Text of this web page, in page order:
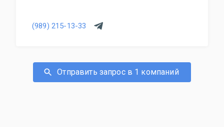
(989) 215-13-33
Отправить запрос в 1 компаний